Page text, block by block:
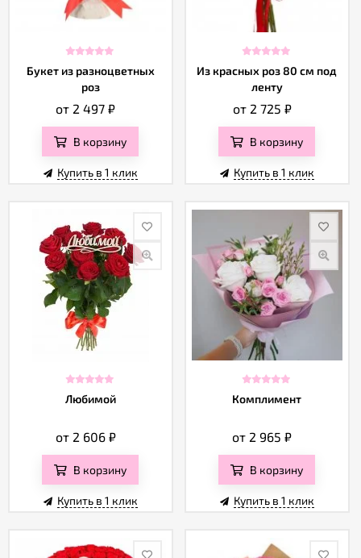
Букет из разноцветных
роз
от 2 497₽
В корзину
Купить в 1 клик
Из красных роз 80 см под
ленту
от 2 725 ₽
В корзину
Купить в 1 клик
Любимой
от 2 606 ₽
В корзину
Купить в 1 клик
Комплимент
от 2 965₽
В корзину
Купить в 1 клик